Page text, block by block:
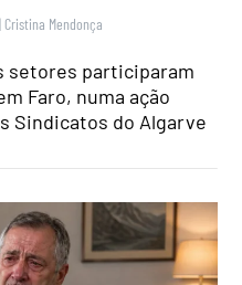
| Cristina Mendonça
setores participaram
Faro, numa ação
Sindicatos do Algarve